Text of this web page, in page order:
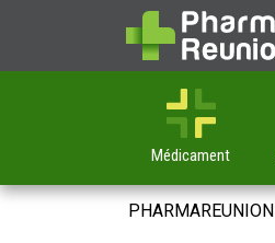
Médicament
PHARMAREUNION